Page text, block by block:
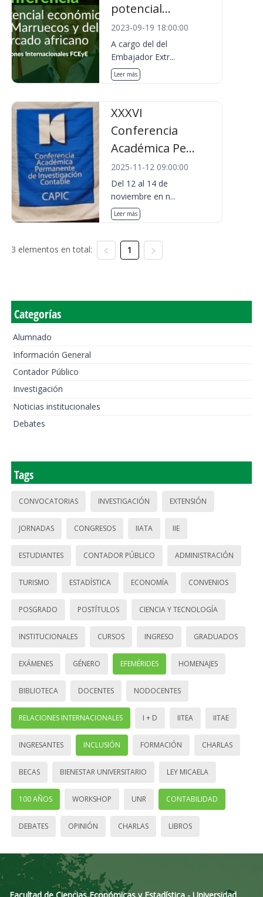
potencial...
2023-09-19 18:00:00
A cargo del del
Embajador Extr...
Leer más
XXXVI
Conferencia
Académica Pe...
2025-11-12 09:00:00
Del 12 al 14 de
noviembre en n...
Leer más
3 elementos en total: 1
Categorías
Alumnado
Información General
Contador Público
Investigación
Noticias institucionales
Debates
Tags
CONVOCATORIAS INVESTIGACIÓN EXTENSIÓN
JORNADAS CONGRESOS IIATA IIE
ESTUDIANTES CONTADOR PÚBLICO ADMINISTRACIÓN
TURISMO ESTADÍSTICA ECONOMÍA CONVENIOS
POSGRADO POSTÍTULOS CIENCIA Y TECNOLOGÍA
INSTITUCIONALES CURSOS INGRESO GRADUADOS
EXÁMENES GÉNERO EFEMÉRIDES HOMENAJES
BIBLIOTECA DOCENTES NODOCENTES
RELACIONES INTERNACIONALES I + D IITEA IITAE
INGRESANTES INCLUSIÓN FORMACIÓN CHARLAS
BECAS BIENESTAR UNIVERSITARIO LEY MICAELA
100 AÑOS WORKSHOP UNR CONTABILIDAD
DEBATES OPINIÓN CHARLAS LIBROS